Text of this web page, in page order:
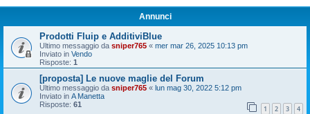
Annunci
Prodotti Fluip e AdditiviBlue
Ultimo messaggio da sniper765 « mer mar 26, 2025 10:13 pm
Inviato in Vendo
Risposte: 1
[proposta] Le nuove maglie del Forum
Ultimo messaggio da sniper765 « lun mag 30, 2022 5:12 pm
Inviato in A Manetta
Risposte: 61 1 2 3 4